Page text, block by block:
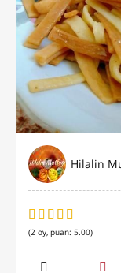
Hilalin
(2 oy, puan: 5.00)